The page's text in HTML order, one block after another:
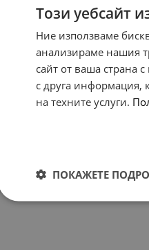
1318,23 лв.
Този уебсайт
Ние използваме
анализираме нашия
сайт от ваша страна
с друга информация,
на техните услуги.
ПОКАЖЕТЕ